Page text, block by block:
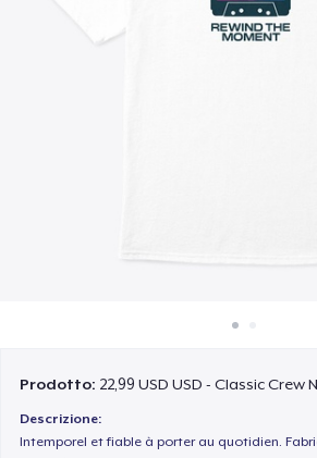
Prodotto: 22,99 USD USD - Classic Crew
Descrizione:
Intemporel et fiable à porter au quotidien.